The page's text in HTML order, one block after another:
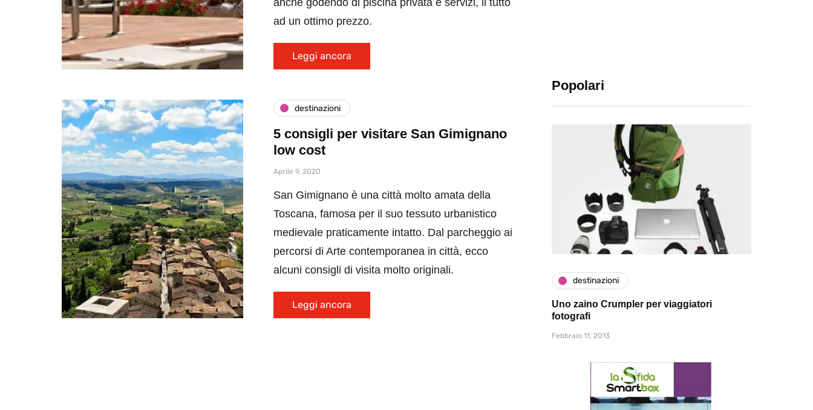
anche godendo di piscina privata e servizi, il tutto
ad un ottimo prezzo.
Leggi ancora
destinazioni
5 consigli per visitare San Gimignano
low cost
Aprile 9, 2020
San Gimignano è una città molto amata della
Toscana, famosa per il suo tessuto urbanistico
medievale praticamente intatto. Dal parcheggio ai
percorsi di Arte contemporanea in città, ecco
alcuni consigli di visita molto originali.
Leggi ancora
Popolari
destinazioni
Uno zaino Crumpler per viaggiatori
fotografi
Febbraio 11, 2013